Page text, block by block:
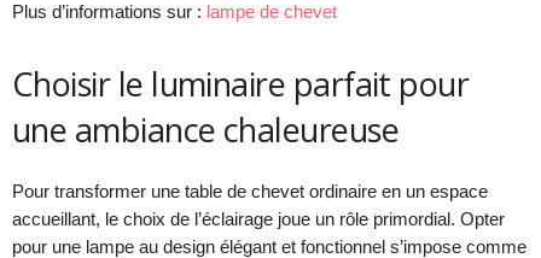
Plus d’informations sur : lampe de chevet
Choisir le luminaire parfait pour
une ambiance chaleureuse
Pour transformer une table de chevet ordinaire en un espace
accueillant, le choix de l’éclairage joue un rôle primordial. Opter
pour une lampe au design élégant et fonctionnel s’impose comme